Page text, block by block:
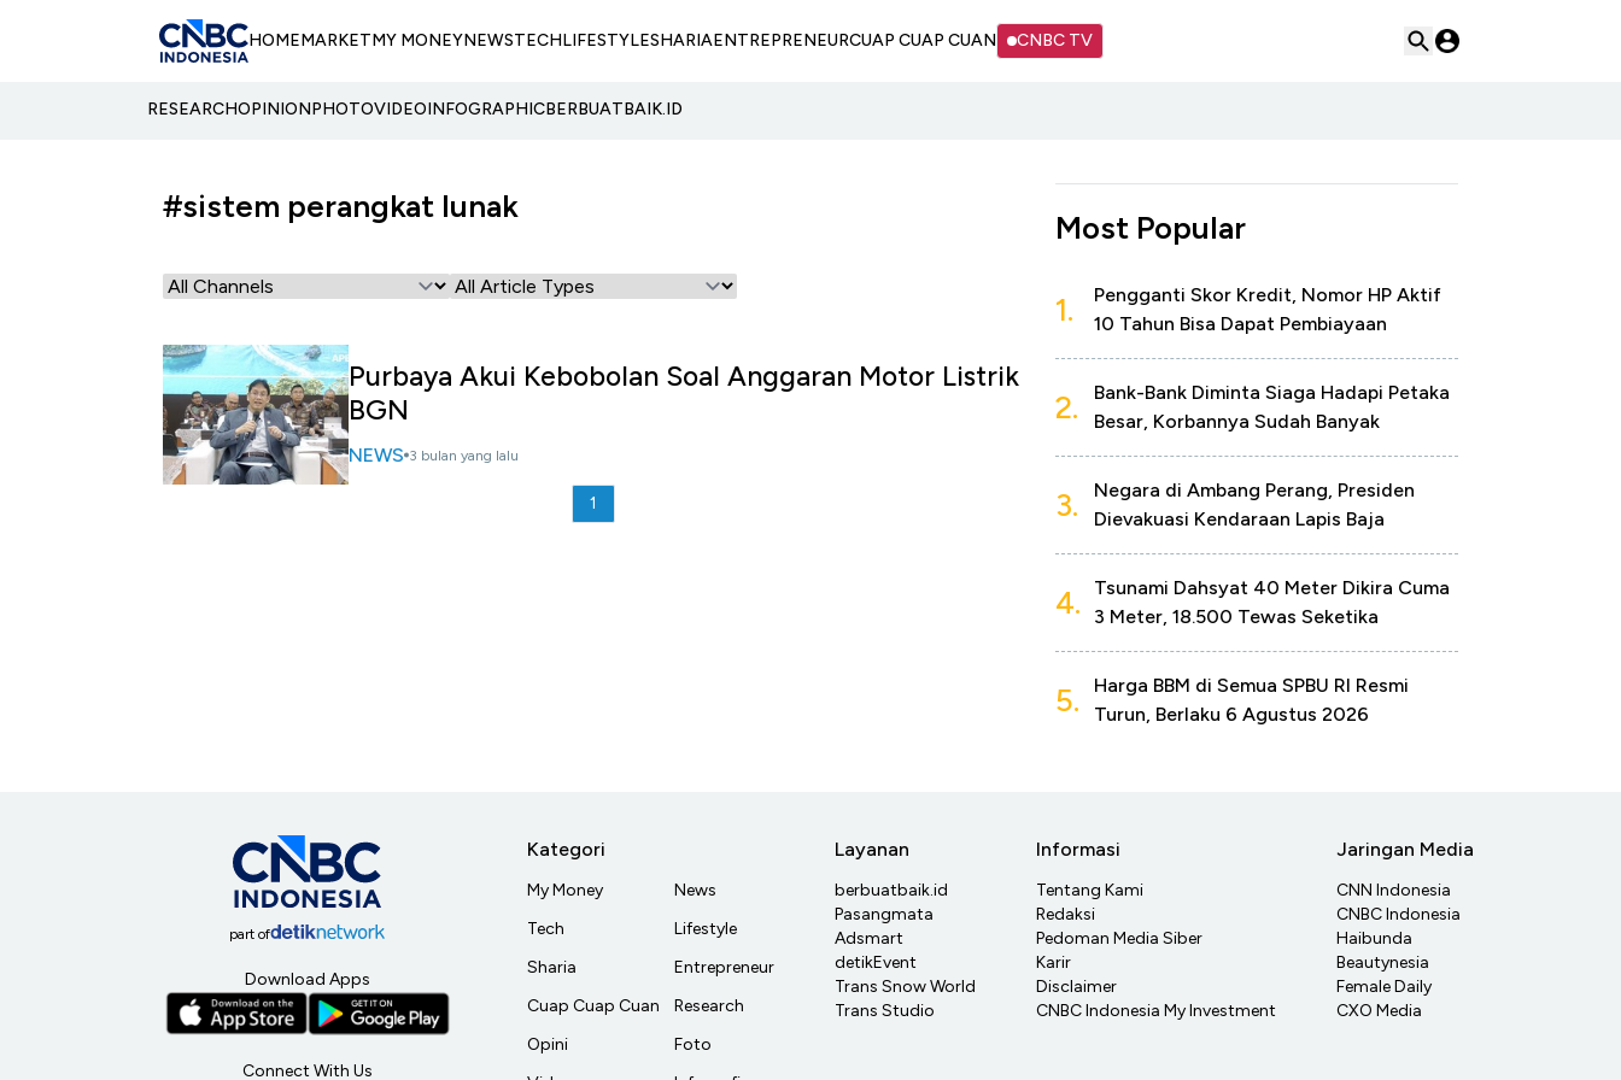
HOMEMARKETMY MONEYNEWSTECHLIFESTYLESHARIAENTREPRENEURCUAP CUAP CUAN CNBC TV
RESEARCHOPINIONPHOTOVIDEOINFOGRAPHICBERBUATBAIK.ID
#sistem perangkat lunak
Purbaya Akui Kebobolan Soal Anggaran Motor Listrik
BGN
NEWS 3 bulan yang lalu
1
Most Popular
1.
Pengganti Skor Kredit, Nomor HP Aktif
10 Tahun Bisa Dapat Pembiayaan
2.
Bank-Bank Diminta Siaga Hadapi Petaka
Besar, Korbannya Sudah Banyak
3.
Negara di Ambang Perang, Presiden
Dievakuasi Kendaraan Lapis Baja
4.
Tsunami Dahsyat 40 Meter Dikira Cuma
3 Meter, 18.500 Tewas Seketika
5.
Harga BBM di Semua SPBU RI Resmi
Turun, Berlaku 6 Agustus 2026
part of
Download Apps
Connect With Us
Kategori
My Money
Tech
Sharia
Cuap Cuap Cuan
Opini
News
Lifestyle
Entrepreneur
Research
Foto
Layanan
berbuatbaik.id
Pasangmata
Adsmart
detikEvent
Trans Snow World
Trans Studio
Informasi
Tentang Kami
Redaksi
Pedoman Media Siber
Karir
Disclaimer
CNBC Indonesia My Investment
Jaringan Media
CNN Indonesia
CNBC Indonesia
Haibunda
Beautynesia
Female Daily
CXO Media